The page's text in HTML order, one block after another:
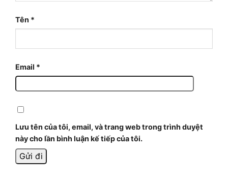
Tên *
Email *
Lưu tên của tôi, email, và trang web trong trình duyệt
này cho lần bình luận kế tiếp của tôi.